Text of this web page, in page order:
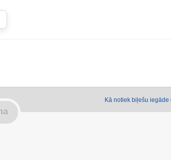
Kā notiek biļešu